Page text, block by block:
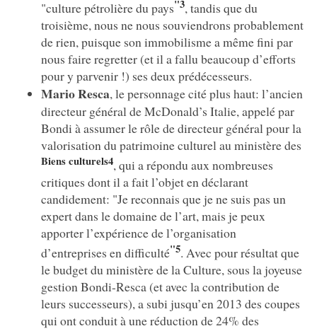
"culture pétrolière du pays"3, tandis que du
troisième, nous ne nous souviendrons probablement
de rien, puisque son immobilisme a même fini par
nous faire regretter (et il a fallu beaucoup d’efforts
pour y parvenir !) ses deux prédécesseurs.
Mario Resca, le personnage cité plus haut: l’ancien
directeur général de McDonald’s Italie, appelé par
Bondi à assumer le rôle de directeur général pour la
valorisation du patrimoine culturel au ministère des
Biens culturels4, qui a répondu aux nombreuses
critiques dont il a fait l’objet en déclarant
candidement: "Je reconnais que je ne suis pas un
expert dans le domaine de l’art, mais je peux
apporter l’expérience de l’organisation
d’entreprises en difficulté"5. Avec pour résultat que
le budget du ministère de la Culture, sous la joyeuse
gestion Bondi-Resca (et avec la contribution de
leurs successeurs), a subi jusqu’en 2013 des coupes
qui ont conduit à une réduction de 24% des